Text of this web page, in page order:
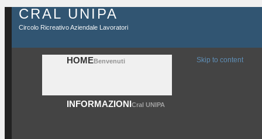
CRAL UNIPA
Circolo Ricreativo Aziendale Lavoratori
HOMEBenvenuti
INFORMAZIONICral UNIPA
Skip to content